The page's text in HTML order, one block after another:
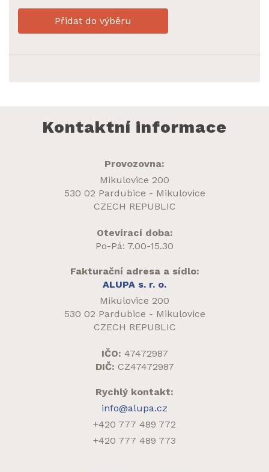
Přidat do výběru
Kontaktní informace
Provozovna:
Mikulovice 200
530 02 Pardubice - Mikulovice
CZECH REPUBLIC
Otevírací doba:
Po-Pá: 7.00-15.30
Fakturační adresa a sídlo:
ALUPA s. r. o.
Mikulovice 200
530 02 Pardubice - Mikulovice
CZECH REPUBLIC
IČO: 47472987
DIČ: CZ47472987
Rychlý kontakt:
info@alupa.cz
+420 777 489 772
+420 777 489 773